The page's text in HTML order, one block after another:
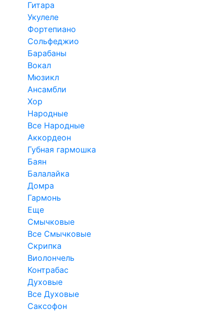
Гитара
Укулеле
Фортепиано
Сольфеджио
Барабаны
Вокал
Мюзикл
Ансамбли
Хор
Народные
Все Народные
Аккордеон
Губная гармошка
Баян
Балалайка
Домра
Гармонь
Еще
Смычковые
Все Смычковые
Скрипка
Виолончель
Контрабас
Духовые
Все Духовые
Саксофон